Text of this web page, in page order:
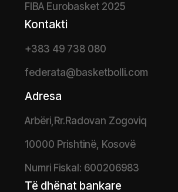
FIBA Eurobasket 2025
Kontakti
+383 49 738 080
federata@basketbolli.com
Adresa
Arbëri,Rr.Radovan Zogoviq
10000 Prishtinë, Kosovë
Numri Fiskal: 600206983
Të dhënat bankare